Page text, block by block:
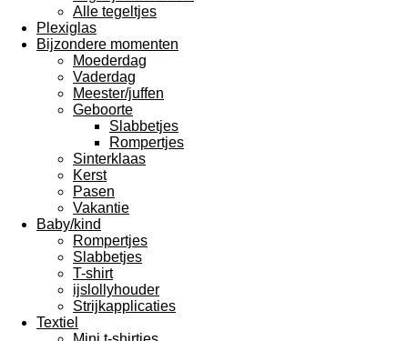
Alle tegeltjes
Plexiglas
Bijzondere momenten
Moederdag
Vaderdag
Meester/juffen
Geboorte
Slabbetjes
Rompertjes
Sinterklaas
Kerst
Pasen
Vakantie
Baby/kind
Rompertjes
Slabbetjes
T-shirt
ijslollyhouder
Strijkapplicaties
Textiel